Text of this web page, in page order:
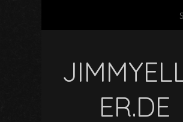
ER.DE